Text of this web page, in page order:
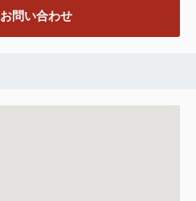
お問い合わせ